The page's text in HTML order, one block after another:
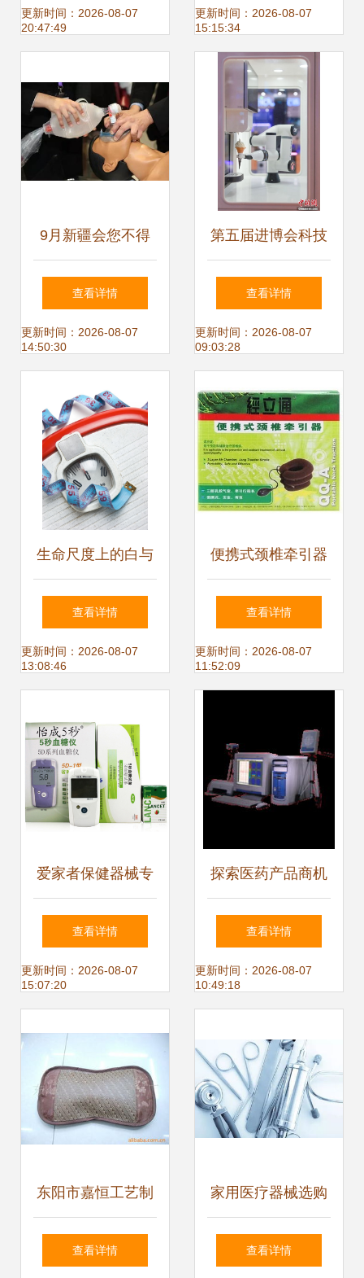
选择，让健康触手
更新时间：2026-08-07
20:47:49
药产品库中优选保
健用品
更新时间：2026-08-07
15:15:34
9月新疆会您不得
不知的五大看点
查看详情
更新时间：2026-08-07
14:50:30
第五届进博会科技
赋能魅力足 保健器
械展区引领健康未
查看详情
更新时间：2026-08-07
09:03:28
生命尺度上的白与
红
查看详情
更新时间：2026-08-07
13:08:46
便携式颈椎牵引器
价格对比 上海康伴
QQ-A型评测与选
查看详情
更新时间：2026-08-07
11:52:09
爱家者保健器械专
营店 京东健康生活
的专业之选
查看详情
更新时间：2026-08-07
15:07:20
探索医药产品商机
药品、医疗器械与
健康设备的采购与
查看详情
更新时间：2026-08-07
10:49:18
东阳市嘉恒工艺制
品厂 睡眠保健用品
查看详情
家用医疗器械选购
指南 佳康时代小编
查看详情